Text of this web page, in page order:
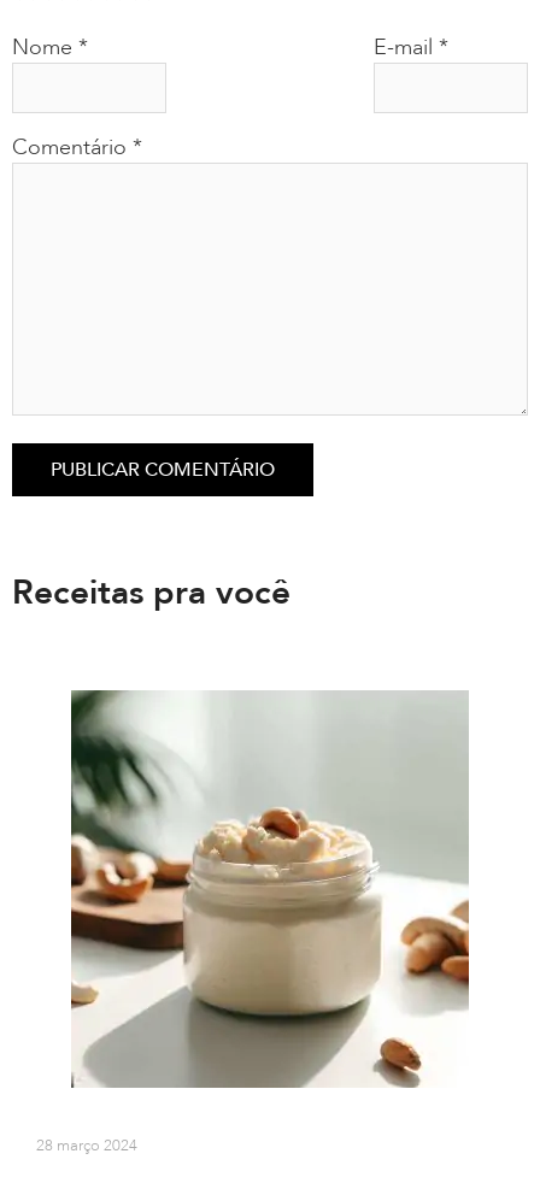
Comentário *
Nome * E-mail *
Receitas pra você
28 março 2024